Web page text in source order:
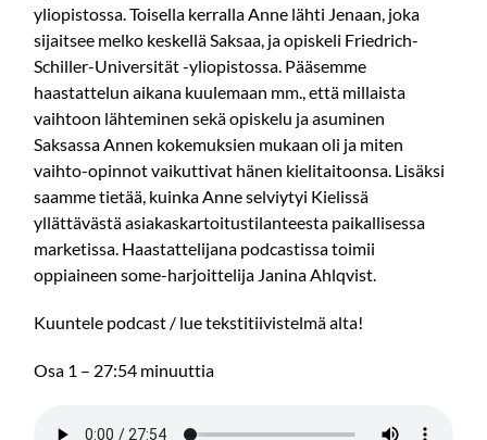
yliopistossa. Toisella kerralla Anne lähti Jenaan, joka
sijaitsee melko keskellä Saksaa, ja opiskeli Friedrich-
Schiller-Universität -yliopistossa. Pääsemme
haastattelun aikana kuulemaan mm., että millaista
vaihtoon lähteminen sekä opiskelu ja asuminen
Saksassa Annen kokemuksien mukaan oli ja miten
vaihto-opinnot vaikuttivat hänen kielitaitoonsa. Lisäksi
saamme tietää, kuinka Anne selviytyi Kielissä
yllättävästä asiakaskartoitustilanteesta paikallisessa
marketissa. Haastattelijana podcastissa toimii
oppiaineen some-harjoittelija Janina Ahlqvist.
Kuuntele podcast / lue tekstitiivistelmä alta!
Osa 1 – 27:54 minuuttia